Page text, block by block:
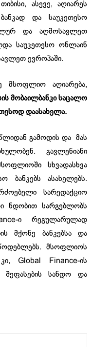
ასევე, აღიარეს
და საუკეთესო
და აღმოსავლეთ
საუკეთესო ონლაინ
ევროპაში.
მსოფლიო აღიარება,
მობაილბანკი საცალო
დაასახელა.
გამოდის და მას
გავლენიანი
სხვადასხვა
ბანკებს ასახელებს.
სარედაქციო
ნდობით სარგებლობს
ი რეგულარულად
მქონე ბანკებსა და
მსოფლიოს
Global Finance-ის
შეფასების სანდო და